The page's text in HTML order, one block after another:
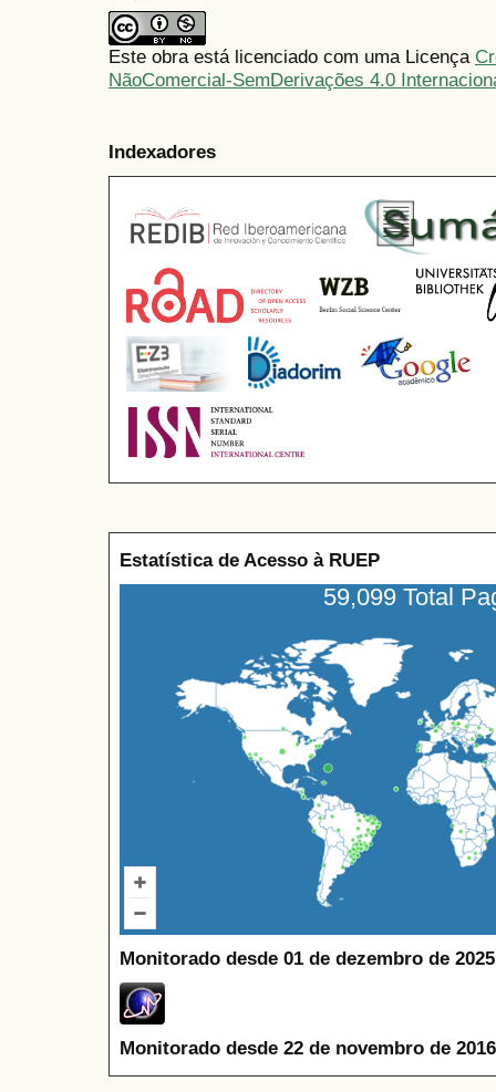
Este obra está licenciado com uma Licença
NãoComercial-SemDerivações 4.0
Indexadores
Estatística de Acesso à RUEP
59,099 Total
Monitorado desde 01 de dezembro de
Monitorado desde 22 de novembro de